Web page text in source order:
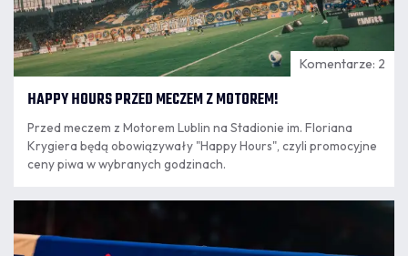
Komentarze: 2
HAPPY HOURS PRZED MECZEM Z MOTOREM!
Przed meczem z Motorem Lublin na Stadionie im. Floriana
Krygiera będą obowiązywały "Happy Hours", czyli promocyjne
ceny piwa w wybranych godzinach.
14:03